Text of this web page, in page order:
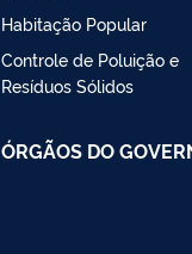
Habitação Popular
Controle de Poluição e
Resíduos Sólidos
ÓRGÃOS DO